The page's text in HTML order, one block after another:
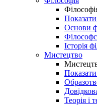
Показати
Основи
Історія
Мистецтво
Показати
Теорія і